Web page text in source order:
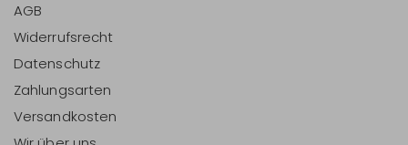
AGB
Widerrufsrecht
Datenschutz
Zahlungsarten
Versandkosten